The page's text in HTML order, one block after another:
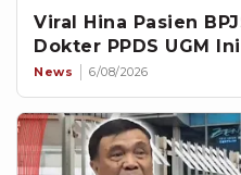
Viral Hina Pasien
Dokter PPDS UGM
News 6/08/2026